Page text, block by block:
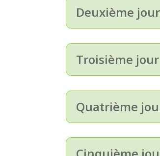
Deuxième jour
Troisième jour
Quatrième